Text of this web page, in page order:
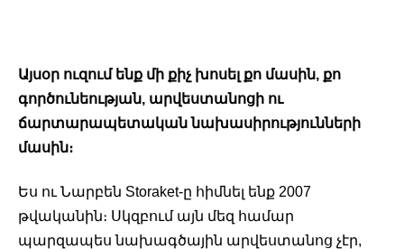
Այսօր ուզում ենք մի քիչ խոսել քո մասին, քո
գործունեության, արվեստանոցի ու
ճարտարապետական նախասիրությունների
մասին։
Ես ու Նարբեն Storaket-ը հիմնել ենք 2007
թվականին։ Սկզբում այն մեզ համար
պարզապես նախագծային արվեստանոց չէր,